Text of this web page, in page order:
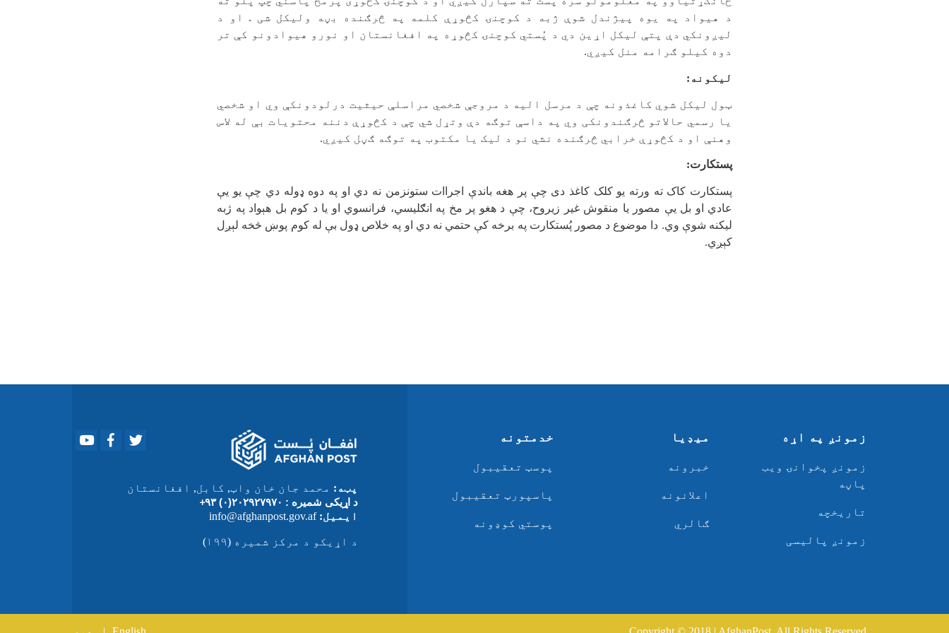
د هیواد په یوه پیژندل شوې ژبه د کوچنۍ کڅوړې کلمه په څرګنده بڼه ولیکل شی . او د
لیږونکي دې پتې لیکل اړین دي د پُستي کوچنۍ کڅوړه په افغانستان او نورو هیوادونو کې تر
دوه کیلو ګرامه منل کیږي.
لیکونه :
ټول لیکل شوي کاغذونه چې د مرسل الیه د مروجې شخصي مراسلې حیثیت درلودونکې وي او شخصي
یا رسمي حالاتو څرګندونکی وي په داسې توګه دې وتړل شي چې د کڅوړې دننه محتویات بې له لاس
وهنې او د کڅوړې خرابي څرګنده نشي نو د لیک یا مکتوب په توګه ګڼل کیږي.
پستکارت:
پستکارت کاک ته ورته یو کلک کاغذ دی چې پر هغه باندې اجراات ستونزمن نه دي او په دوه ډوله دي چې یو یې
عادي او بل یې مصور یا منقوش غیر زیروح، چې د هغو پر مخ په انګلیسي، فرانسوي او یا د کوم بل هېواد په ژبه
لیکنه شوې وي. دا موضوع د مصور پُستکارت په برخه کې حتمي نه دي او په خلاص ډول بې له کوم پوښ څخه لېږل
کېږي.
زمونږ په اړه
زمونږ پخوانۍ ویب
پاڼه
تاریخچه
زمونږ پالیسی
میډیا
خبرونه
اعلانونه
ګالري
خدمتونه
پوسټ تعقیبول
پاسپورټ تعقیبول
پوستي کوډونه
YoutubeFacebook
پټه: محمد جان خان واټ, کابل, افغانستان
د اړیکی شمیره : ۲۰۲۹۲۷۹۷۰(۰) ۹۳ +
ایمیل: info@afghanpost.gov.af
د اړیکو د مرکز شمیره (۱۹۹)